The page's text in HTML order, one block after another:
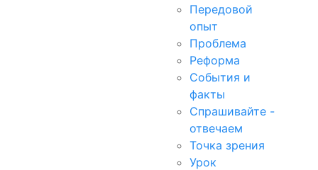
Передовой
опыт
Проблема
Реформа
События и
факты
Спрашивайте -
отвечаем
Точка зрения
Урок